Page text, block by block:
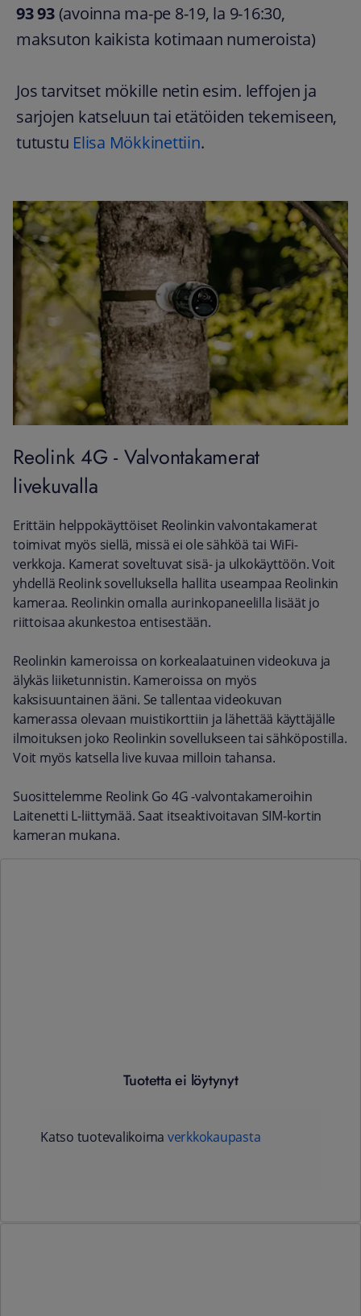
93 93(avoinna ma-pe 8-19, la 9-16:30,
maksuton kaikista kotimaan numeroista)
Jos tarvitset mökille netin esim. leffojen ja
sarjojen katseluun tai etätöiden tekemiseen,
tutustu Elisa Mökkinettiin.
Reolink 4G - Valvontakamerat
livekuvalla
Erittäin helppokäyttöiset Reolinkin valvontakamerat
toimivat myös siellä, missä ei ole sähköä tai WiFi-
verkkoja. Kamerat soveltuvat sisä- ja ulkokäyttöön. Voit
yhdellä Reolink sovelluksella hallita useampaa Reolinkin
kameraa. Reolinkin omalla aurinkopaneelilla lisäät jo
riittoisaa akunkestoa entisestään.
Reolinkin kameroissa on korkealaatuinen videokuva ja
älykäs liiketunnistin. Kameroissa on myös
kaksisuuntainen ääni. Se tallentaa videokuvan
kamerassa olevaan muistikorttiin ja lähettää käyttäjälle
ilmoituksen joko Reolinkin sovellukseen tai sähköpostilla.
Voit myös katsella live kuvaa milloin tahansa.
Suosittelemme Reolink Go 4G -valvontakameroihin
Laitenetti L-liittymää. Saat itseaktivoitavan SIM-kortin
kameran mukana.
Tuotetta ei löytynyt
Katso tuotevalikoima verkkokaupasta